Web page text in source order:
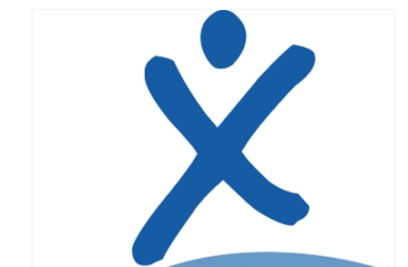
Syndrome du X fragile (FXS)
Syndrome du tremblement-ataxie lié au X
fragile (FXTAS)
Syndrome de l’Insuffisance Ovarienne
Précoce liée au X fragile (FXPOI)
Dépistage génétique
La déficience intellectuelle
Association X fragile